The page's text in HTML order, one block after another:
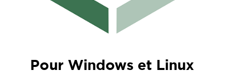
Pour Windows et Linux